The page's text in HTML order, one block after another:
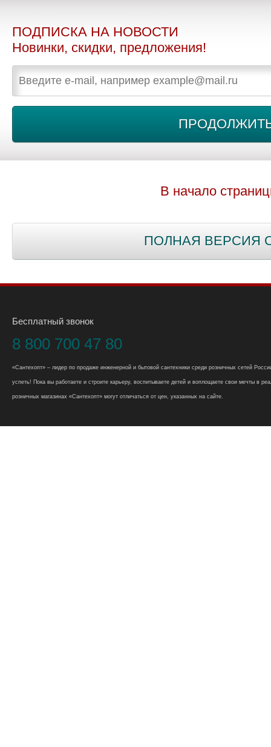
ПОДПИСКА НА НОВОСТИ
Новинки, скидки, предложения!
В начало
ПОЛНАЯ ВЕРСИЯ
Бесплатный звонок
8 800 700 47 80
«Сантехопт» – лидер по продаже инженерной и бытовой сантехники среди розничных сетей
успеть! Пока вы работаете и строите карьеру, воспитываете детей и воплощаете свои мечты в
розничных магазинах «Сантехопт» могут отличаться от цен, указанных на сайте.